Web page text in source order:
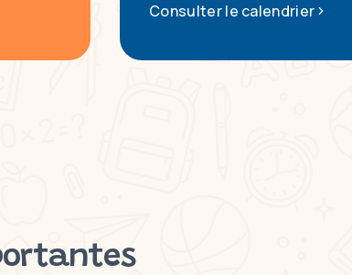
Consulter le calendrier